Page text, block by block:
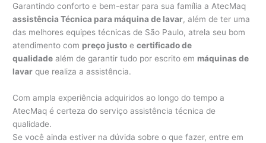
Garantindo conforto e bem-estar para sua família a AtecMaq
assistência Técnica para máquina de lavar, além de ter uma
das melhores equipes técnicas de São Paulo, atrela seu bom
atendimento com preço justo ecertificado de
qualidade além de garantir tudo por escrito em máquinas de
lavar que realiza a assistência.
Com ampla experiência adquiridos ao longo do tempo a
AtecMaq é certeza do serviço assistência técnica de
qualidade.
Se você ainda estiver na dúvida sobre o que fazer, entre em